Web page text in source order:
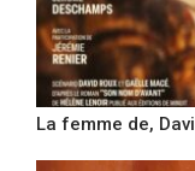
La femme de,